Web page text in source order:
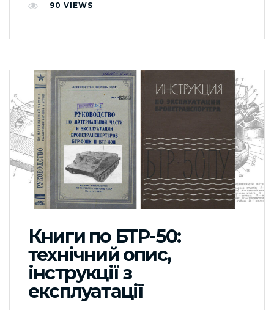
90 VIEWS
Книги по БТР-50:
технічний опис,
інструкції з
експлуатації